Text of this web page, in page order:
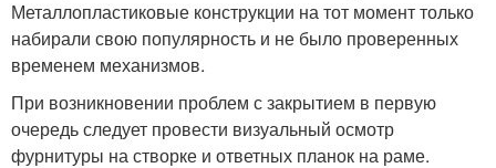
Металлопластиковые конструкции на тот момент только
набирали свою популярность и не было проверенных
временем механизмов.
При возникновении проблем с закрытием в первую
очередь следует провести визуальный осмотр
фурнитуры на створке и ответных планок на раме.